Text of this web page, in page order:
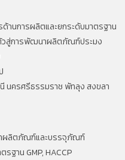
านการผลิตและยกระดับมาตรฐาน
วสู่การพัฒนาผลิตภัณฑ์ประมง
นครศรีธรรมราช พัทลุง สงขลา
ผลิตภัณฑ์และบรรจุภัณฑ์
ฐาน GMP, HACCP